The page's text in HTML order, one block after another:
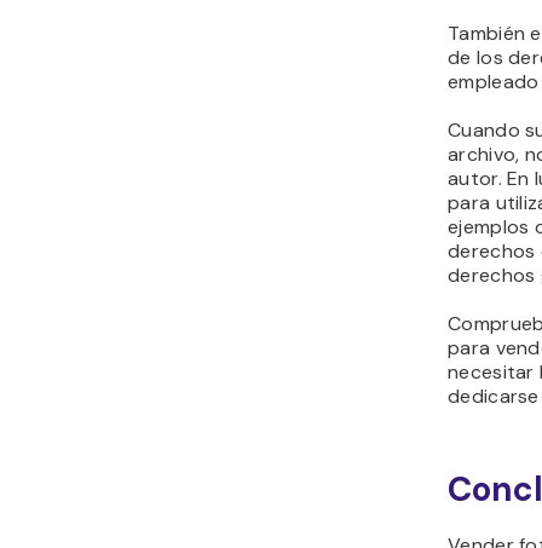
También
de los
Cuando
archivo,
autor. En
para
ejemplos
derechos
derechos
para
necesitar